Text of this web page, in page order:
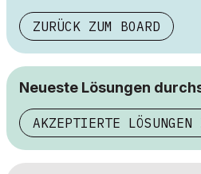
ZURÜCK ZUM BOARD
Neueste Lösungen
AKZEPTIERTE LÖSUNGEN